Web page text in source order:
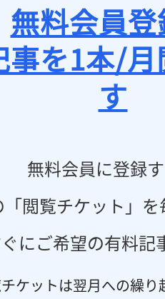
無料会員
事を1本/
す
無料会員に登録
閲覧チケット」
にご希望の有料記
ケットは翌月への繰り